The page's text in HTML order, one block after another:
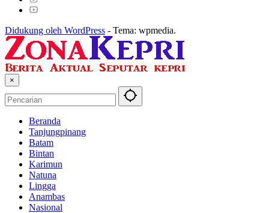
Didukung oleh WordPress - Tema: wpmedia.
×
Beranda
Tanjungpinang
Batam
Bintan
Karimun
Natuna
Lingga
Anambas
Nasional